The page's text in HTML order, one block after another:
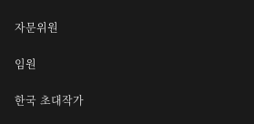
자문위원
임원
한국 초대작가